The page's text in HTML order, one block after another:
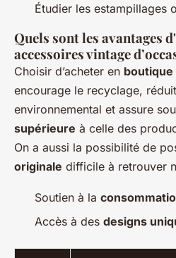
Étudier les estampillages
Quels sont les avantages
accessoires vintage
Choisir d’acheter en boutique
encourage le recyclage,
environnemental et assure
supérieure à celle des
On a aussi la possibilité de
originale difficile à retrouver
Soutien à la
Accès à des designs